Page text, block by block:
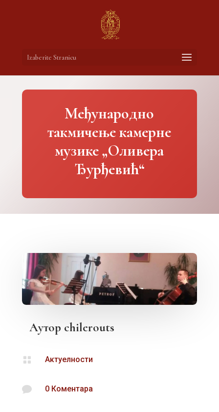
Izaberite Stranicu
Међународно
такмичење камерне
музике „Оливера
Ђурђевић“
Аутор chilerouts
 Актуелности
 0 Коментара